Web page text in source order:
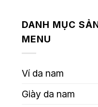
DANH MỤC
MENU
Ví da nam
Giày da nam